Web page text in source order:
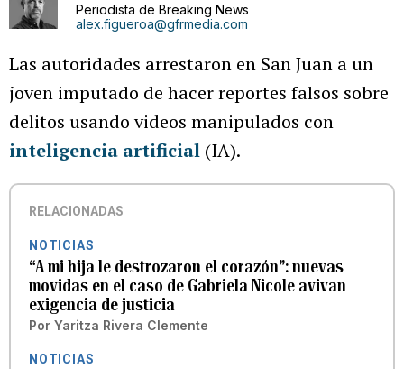
Periodista de Breaking News
alex.figueroa@gfrmedia.com
Las autoridades arrestaron en San Juan a un
joven imputado de hacer reportes falsos sobre
delitos usando videos manipulados con
inteligencia artificial (IA).
RELACIONADAS
NOTICIAS
“A mi hija le destrozaron el corazón”: nuevas
movidas en el caso de Gabriela Nicole avivan
exigencia de justicia
Por Yaritza Rivera Clemente
NOTICIAS